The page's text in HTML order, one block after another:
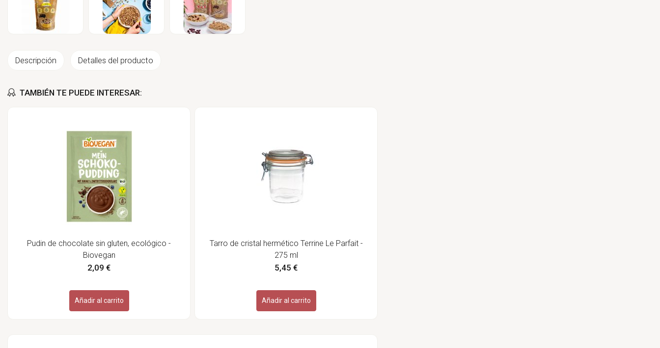
Descripción Detalles del producto
TAMBIÉN TE PUEDE INTERESAR:
Pudin de chocolate sin gluten, ecológico -
Biovegan
2,09 €
Añadir al carrito
Tarro de cristal hermético Terrine Le Parfait -
275 ml
5,45 €
Añadir al carrito